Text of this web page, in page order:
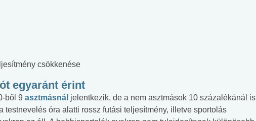
csökkenése
egyaránt érint
ből 9 asztmásnál jelentkezik, de a nem asztmások 10 százalékánál is
testnevelés óra alatti rossz futási teljesítmény, illetve sportolás